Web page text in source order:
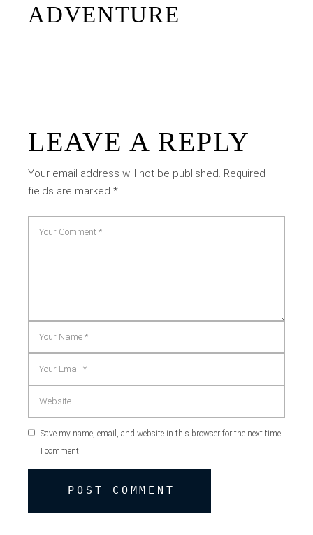
ADVENTURE
LEAVE A REPLY
Your email address will not be published. Required
fields are marked*
Save my name, email, and website in this browser for the next time
I comment.
POST COMMENT